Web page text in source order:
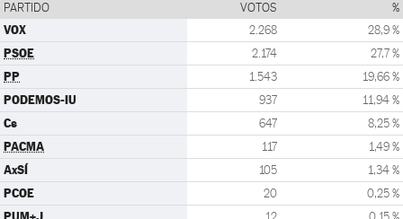
PARTIDO VOTOS %
VOX 2.268 28,9 %
PSOE 2.174 27,7 %
PP 1.543 19,66 %
PODEMOS-IU 937 11,94 %
Cs 647 8,25 %
PACMA 117 1,49 %
AxSÍ 105 1,34 %
PCOE 20 0,25 %